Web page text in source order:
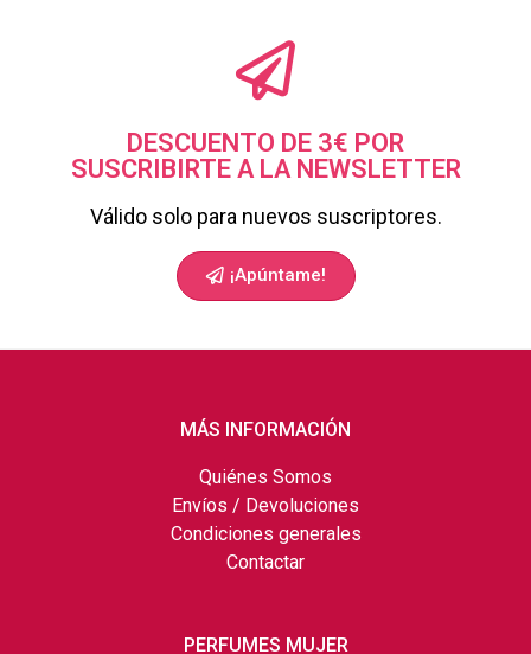
DESCUENTO DE 3€ POR
SUSCRIBIRTE A LA NEWSLETTER
Válido solo para nuevos suscriptores.
¡Apúntame!
MÁS INFORMACIÓN
Quiénes Somos
Envíos / Devoluciones
Condiciones generales
Contactar
PERFUMES MUJER